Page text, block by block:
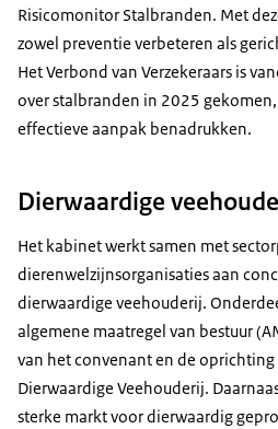
Risicomonitor Stalbranden. Met
zowel preventie verbeteren als
Het Verbond van Verzekeraars is
over stalbranden in 2025
effectieve aanpak benadrukken.
Dierwaardige
Het kabinet werkt samen met
dierenwelzijnsorganisaties aan
dierwaardige veehouderij.
algemene maatregel van bestuur
van het convenant en de
Dierwaardige Veehouderij.
sterke markt voor dierwaardig